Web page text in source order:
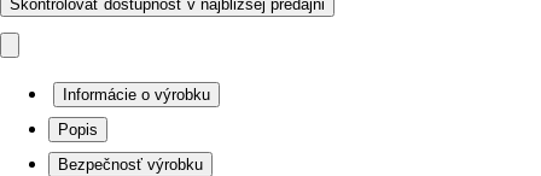
Skontrolovať dostupnosť v najbližšej predajni
Informácie o výrobku
Popis
Bezpečnosť výrobku